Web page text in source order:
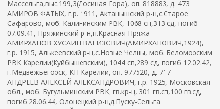
Массельга,выс.199,3(Лосиная Гора), оп. 818883, д. 473
АМИРОВ ФАТЫХ, г.р. 1911, Актанышский р-н,с.Старое
Сафарово, моб. Калининским РВК, 1068 сп,313 сд, погиб
07.09.41, Пряжинский р-н,п.Красная Пряжа
АМИРХАНОВ ХУСАИН ВАГИЗОВИЧ(АМИРХАНОВИЧ,1924),
г.р. 1915, Алькеевский р-н,с.Новые Челны, моб. Беломорским
РВК Карелии(Куйбышевским), 1044 сп,289 сд, погиб 12.02.42,
г.Медвежьегорск, КП Карелии, оп. 977520, д. 717
АНДРЕЕВ АЛЕКСЕЙ АЛЕКСАНДРОВИЧ, г.р. 1925, Московская
обл., моб. Бугульминским РВК, гв.кр-ц, 301 гв.сп,100 гв.сд,
погиб 28.06.44, Олонецкий р-н,д.Пуску-Сельга